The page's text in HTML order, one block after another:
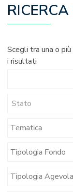
Scegli tra una o
i risultati
Stato